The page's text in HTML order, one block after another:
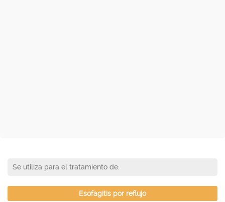
Se utiliza para el tratamiento de:
Esofagitis por reflujo